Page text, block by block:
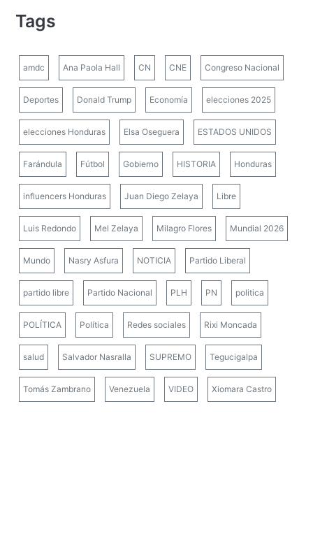
Tags
amdc Ana Paola Hall CN CNE Congreso Nacional
Deportes Donald Trump Economía elecciones 2025
elecciones Honduras Elsa Oseguera ESTADOS UNIDOS
Farándula Fútbol Gobierno HISTORIA Honduras
influencers Honduras Juan Diego Zelaya Libre
Luis Redondo Mel Zelaya Milagro Flores Mundial 2026
Mundo Nasry Asfura NOTICIA Partido Liberal
partido libre Partido Nacional PLH PN politica
POLÍTICA Política Redes sociales Rixi Moncada
salud Salvador Nasralla SUPREMO Tegucigalpa
Tomás Zambrano Venezuela VIDEO Xiomara Castro